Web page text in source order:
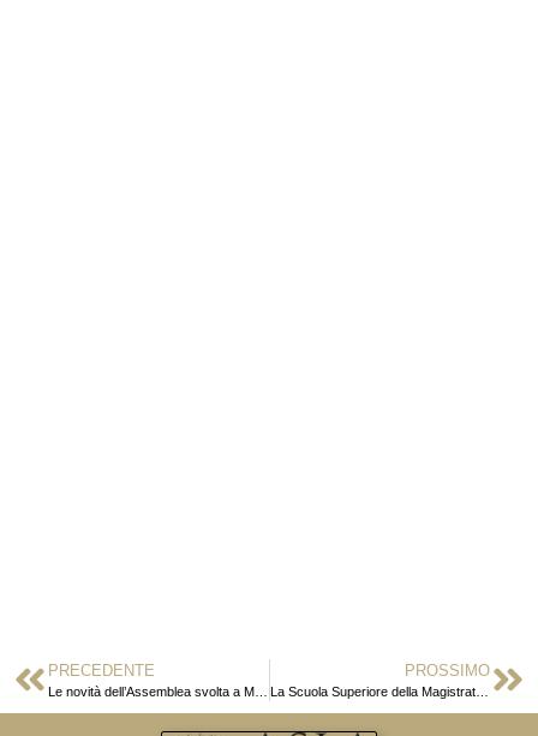
PRECEDENTE PROSSIMO
La Scuola Superiore della Magistratura e il contributo di ASLA